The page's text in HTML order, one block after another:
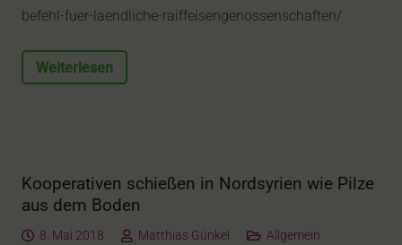
befehl-fuer-laendliche-raiffeisengenossenschaften/
Weiterlesen
Kooperativen schießen in Nordsyrien wie Pilze
aus dem Boden
8. Mai 2018 Matthias Günkel Allgemein